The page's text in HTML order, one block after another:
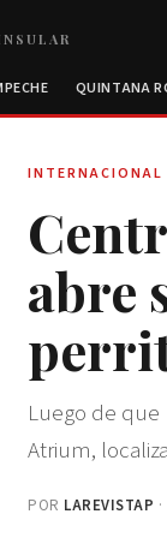
QUINTANA
INTERNACIONAL
abre
Luego de
Atrium,
POR LAREVISTAP